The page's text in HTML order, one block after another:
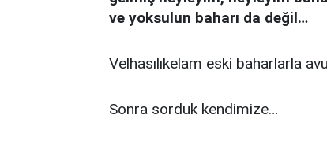
ve yoksulun baharı da değil…
Velhasılıkelam eski baharlarla
Sonra sorduk kendimize…